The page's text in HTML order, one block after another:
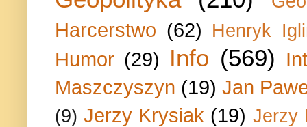
Harcerstwo (62) Henryk
Humor (29) Info (569)
Maszczyszyn (19) Jan
(9) Jerzy Krysiak (19) Jerzy